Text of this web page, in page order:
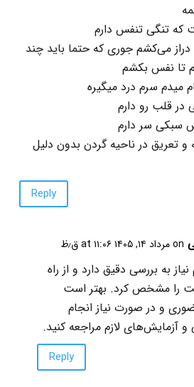
تنگی تنفس دارم
می‌کشم جوری که حتما باید چند
تا نفس بکشم
میدم سرم درد میگیره
قلب رو دارم
سبکی سر دارم
و تعریق در ناحیه گردن بدون دلیل
Reply
on مرداد ۱۴, ۱۴۰۵ at ۱۱:۰۶ ق٫ظ
به بررسی دقیق دارد و از راه
را مشخص کرد. بهتر است
و در صورت نیاز انجام
آزمایش‌های لازم مراجعه کنید.
Reply